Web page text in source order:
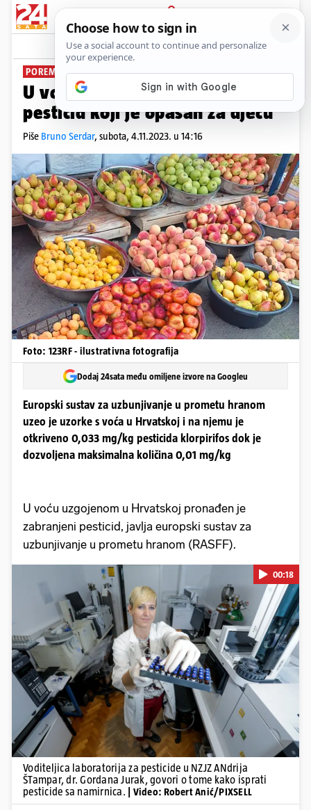
PRIJAVA
News Komentari
POREMEĆAJI U RAZVOJU MOZGA
U voću u Hrvatskoj pronađen
pesticid koji je opasan za djecu
Piše Bruno Serdar, subota, 4.11.2023. u 14:16
Foto: 123RF - ilustrativna fotografija
Dodaj 24sata među omiljene izvore na Googleu
Europski sustav za uzbunjivanje u prometu hranom
uzeo je uzorke s voća u Hrvatskoj i na njemu je
otkriveno 0,033 mg/kg pesticida klorpirifos dok je
dozvoljena maksimalna količina 0,01 mg/kg
U voću uzgojenom u Hrvatskoj pronađen je
zabranjeni pesticid, javlja europski sustav za
uzbunjivanje u prometu hranom (RASFF).
Pokretanje videa...
00:18
Voditeljica laboratorija za pesticide u NZJZ ANdrija
ŠTampar, dr. Gordana Jurak, govori o tome kako isprati
pesticide sa namirnica.
| Video: Robert Anić/PIXSELL